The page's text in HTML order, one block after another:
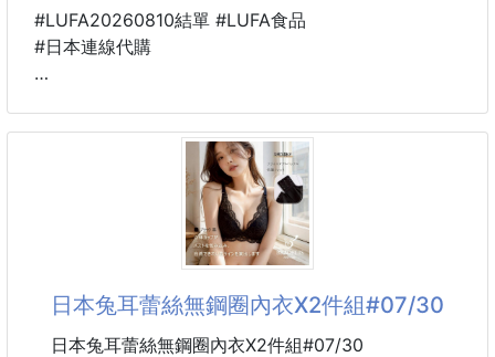
收納
讓日常生活變得更方便
✨食品級材質，安心接觸食材
✨雙層密封設計，不易漏水漏氣
✨厚實耐用，可重複使用
✨保鮮收納兩用，一袋多用途
✨原廠彩盒包裝，可愛度滿分
物、藥
#LUFA20260810結單 #LUFA食品
#日本連線代購
🍚一撒就上癮！日本媽媽廚房必備調味神物～✨
🤤
不管拌飯、飯糰、茶泡飯、炒菜還是義大利麵都超搭！
日本兔耳蕾絲無鋼圈內衣X2件組#07/30
日本兔耳蕾絲無鋼圈內衣X2件組#07/30